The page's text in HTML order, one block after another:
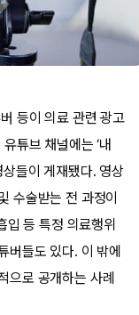
등이 의료 관련 광고
튜브 채널에는 ‘내
들이 게재됐다. 영상
수술받는 전 과정이
입 등 특정 의료행위
버들도 있다. 이 밖에
으로 공개하는 사례